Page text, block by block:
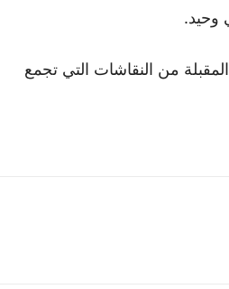
وحيد.
من النقاشات التي تجمع